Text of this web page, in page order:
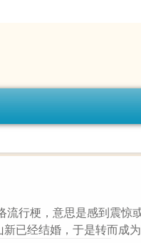
流行梗，意思是感到震惊
已经结婚，于是转而成